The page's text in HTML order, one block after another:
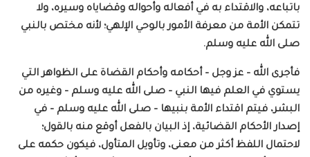
باتباعه، والاقتداء به في أفعاله وأحواله وقضاياه وسيره، ولا
تتمكن الأمة من معرفة الأمور بالوحي الإلهي؛ لأنه مختص بالنبي
صلى الله عليه وسلم.
فأجرى الله – عز وجل – أحكامه وأحكام القضاة على الظواهر التي
يستوي في العلم فيها النبي – صلى الله عليه وسلم – وغيره من
البشر، فيتم اقتداء الأمة بنبيها – صلى الله عليه وسلم – في
إصدار الأحكام القضائية، إذ البيان بالفعل أوقع منه بالقول؛
لاحتمال اللفظ أكثر من معنى، وتأويل المتأول، فيكون حكمه على